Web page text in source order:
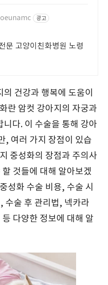
광고
문 고양이친화병원 노령
건강과 행복에 도움이
란 암컷 강아지의 자궁과
다. 이 수술을 통해 강아
, 여러 가지 장점이 있습
중성화의 장점과 주의사
것들에 대해 알아보겠
성화 수술 비용, 수술 시
수술 후 관리법, 넥카라
다양한 정보에 대해 알